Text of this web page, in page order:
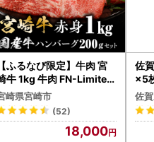
【ふるなび限定】牛肉 宮
牛 1kg 牛肉 FN-Limited
崎県宮崎市
(52)
18,000
佐
×5
佐